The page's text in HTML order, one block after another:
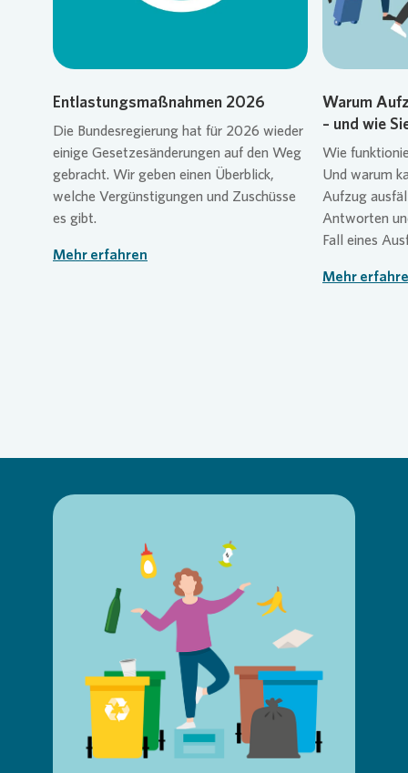
Entlastungsmaßnahmen 2026
Die Bundesregierung hat für 2026 wieder
einige Gesetzesänderungen auf den Weg
gebracht. Wir geben einen Überblick,
welche Vergünstigungen und Zuschüsse
es gibt.
Mehr erfahren
Warum
– und wie
Wie
Und warum
Aufzug
Antworten
Fall eines
Mehr
Loading...